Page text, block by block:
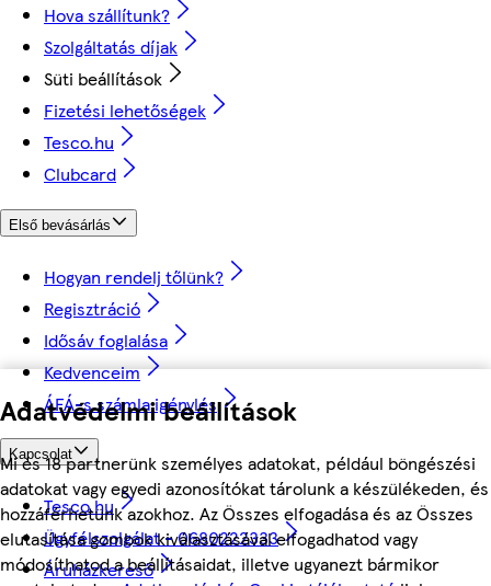
Adatvédelmi beállítások
Mi és 18 partnerünk személyes adatokat, például böngészési
adatokat vagy egyedi azonosítókat tárolunk a készülékeden, és
hozzáférhetünk azokhoz. Az Összes elfogadása és az Összes
elutasítása gombok kiválasztásával elfogadhatod vagy
módosíthatod a beállításaidat, illetve ugyanezt bármikor
Hova szállítunk?
Szolgáltatás díjak
Süti beállítások
Fizetési lehetőségek
Tesco.hu
Clubcard
Első bevásárlás
Hogyan rendelj tőlünk?
Regisztráció
Idősáv foglalása
Kedvenceim
ÁFÁ-s számla igénylés
Kapcsolat
Tesco.hu
Ügyfélszolgálat - 0680222333
Áruházkereső